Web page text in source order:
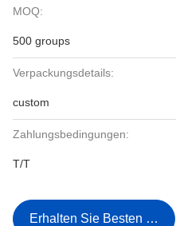
MOQ:
500 groups
Verpackungsdetails:
custom
Zahlungsbedingungen:
T/T
Erhalten Sie Besten Preis